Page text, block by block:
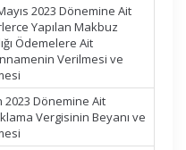
2023 Dönemine Ait
Yapılan Makbuz
Ödemelere Ait
Verilmesi ve
2023 Dönemine Ait
Vergisinin Beyanı ve